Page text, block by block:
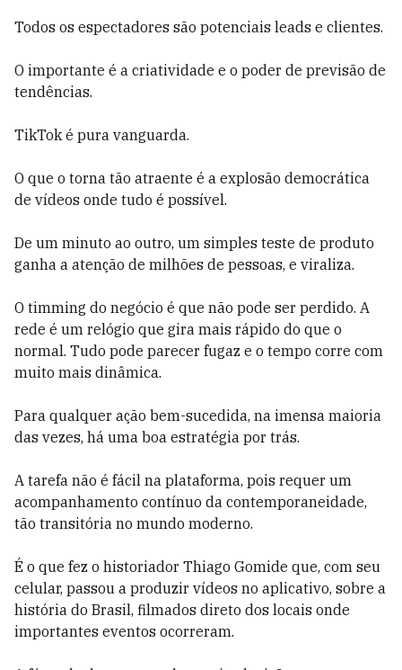
Todos os espectadores são potenciais leads e clientes.
O importante é a criatividade e o poder de previsão de
tendências.
TikTok é pura vanguarda.
O que o torna tão atraente é a explosão democrática
de vídeos onde tudo é possível.
De um minuto ao outro, um simples teste de produto
ganha a atenção de milhões de pessoas, e viraliza.
O timming do negócio é que não pode ser perdido. A
rede é um relógio que gira mais rápido do que o
normal. Tudo pode parecer fugaz e o tempo corre com
muito mais dinâmica.
Para qualquer ação bem-sucedida, na imensa maioria
das vezes, há uma boa estratégia por trás.
A tarefa não é fácil na plataforma, pois requer um
acompanhamento contínuo da contemporaneidade,
tão transitória no mundo moderno.
É o que fez o historiador Thiago Gomide que, com seu
celular, passou a produzir vídeos no aplicativo, sobre a
história do Brasil, filmados direto dos locais onde
importantes eventos ocorreram.